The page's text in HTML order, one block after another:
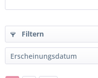
Filtern